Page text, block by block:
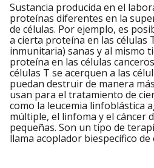
Sustancia producida en el
proteínas diferentes en la
de células. Por ejemplo, es
a cierta proteína en las células
inmunitaria) sanas y al mismo
proteína en las células
células T se acerquen a las
puedan destruir de manera
usan para el tratamiento de
como la leucemia linfoblástica
múltiple, el linfoma y el cáncer
pequeñas. Son un tipo de
llama acoplador biespecífico de